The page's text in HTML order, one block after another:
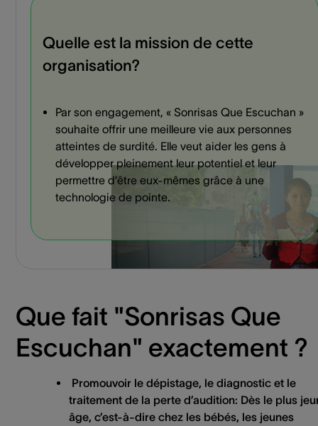
Quelle est la mission de cette
organisation?
Par son engagement, « Sonrisas Que Escuchan »
souhaite offrir une meilleure vie aux personnes
atteintes de surdité. Elle veut aider les gens à
développer pleinement leur potentiel et leur
permettre d’être eux-mêmes grâce à une
technologie de pointe.
Que fait "Sonrisas Que
Escuchan" exactement ?
Promouvoir le dépistage, le diagnostic et le
traitement de la perte d’audition: Dès le plus
âge, c’est-à-dire chez les bébés, les jeunes